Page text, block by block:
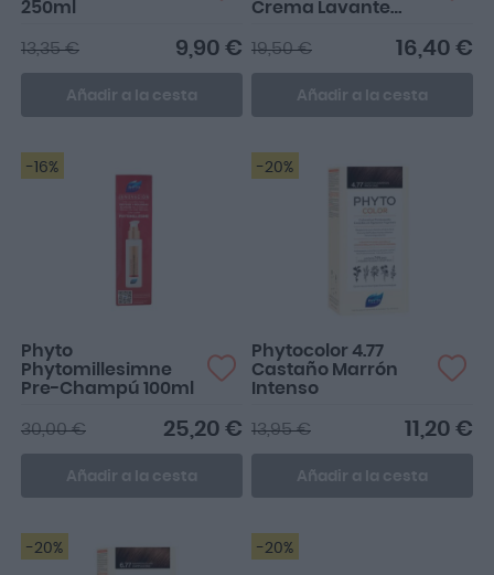
250ml
9,90 €
13,35 €
Añadir a la cesta
Crema Lavante
Teñidos 75ml
16,40 €
19,50 €
Añadir a la cesta
-16%
Phyto
Phytomillesimne
Pre-Champú 100ml
25,20 €
30,00 €
Añadir a la cesta
-20%
Phytocolor 4.77
Castaño Marrón
Intenso
11,20 €
13,95 €
Añadir a la cesta
-20% -20%